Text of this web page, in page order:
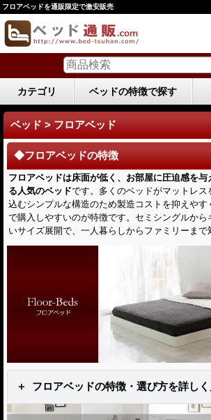
フロアベッドを通販限定で激安販売
カテゴリ ベッドの特徴で探す
ベッド > フロアベッド
◆フロアベッドの特徴
フロアベッドは床面が低く、お部屋に圧迫感を与
る人気のベッドです。多くのベッドがマットレス
込むシンプルな構造のため製造コストを抑えや
で購入しやすいのが特徴です。セミシングルか
いサイズ展開で、一人暮らしからファミリーまで
フロアベッドの特徴・選び方を詳し